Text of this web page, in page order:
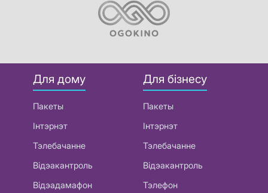
Для дому
Пакеты
Інтэрнэт
Тэлебачанне
Відэакантроль
Відэадамафон
Для бізнесу
Пакеты
Інтэрнэт
Тэлебачанне
Відэакантроль
Тэлефон